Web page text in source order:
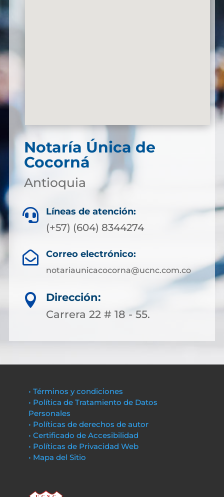
Notaría Única de
Cocorná
Antioquia
 Líneas de atención:
(+57) (604) 8344274
 Correo electrónico:
notariaunicacocorna@ucnc.com.co

Dirección:
Carrera 22 # 18 - 55.
• Términos y condiciones
• Política de Tratamiento de Datos
Personales
• Políticas de derechos de autor
• Certificado de Accesibilidad
• Políticas de Privacidad Web
• Mapa del Sitio